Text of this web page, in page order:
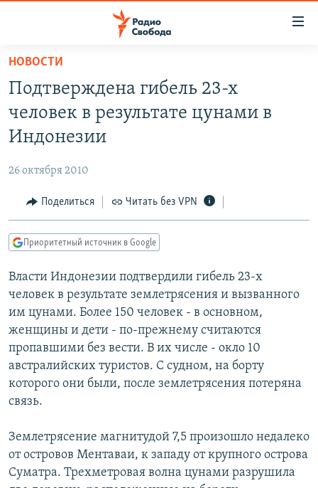
упрощенного
доступа
основному
Вернутся
Вернутся
поиску
ПОДКАСТЫ
АВТОРСКИЕ ПРОЕКТЫ
МНЕНИЯ
КУЛЬТУРА
КАВКАЗ.РЕАЛИИ
СЕВЕР.РЕАЛИИ
СИБИРЬ.РЕАЛИИ
РАСПИСАНИЕ ВЕЩАНИЯ
ПОДПИШИТЕСЬ НА РАССЫЛКУ
НОВОСТИ
Подтверждена гибель 23-х
человек в результате цунами в
Индонезии
26 октября 2010
Поделиться Читать без VPN
Приоритетный источник в Google
Власти Индонезии подтвердили гибель 23-х
человек в результате землетрясения и вызванного
им цунами. Более 150 человек - в основном,
женщины и дети - по-прежнему считаются
пропавшими без вести. В их числе - окло 10
австралийских туристов. С судном, на борту
которого они были, после землетрясения потеряна
связь.
Землетрясение магнитудой 7,5 произошло недалеко
от островов Ментаваи, к западу от крупного острова
Суматра. Трехметровая волна цунами разрушила